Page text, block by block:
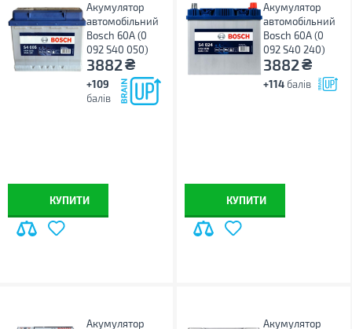
Акумулятор
автомобільний
Bosch 60А (0
092 S40 050)
3882₴
+109
балів
КУПИТИ
Акумулятор
автомобільний
Bosch 60А (0
092 S40 240)
3882₴
+114 балів
КУПИТИ
Акумулятор
Акумулятор